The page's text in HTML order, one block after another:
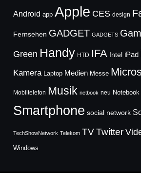
Android app Apple CES design
Fernsehen GADGET GADGETS
Green Handy HTD IFA Intel iPad
Kamera Laptop Medien Messe
Mobiltelefon Musik netbook neu Notebook
Smartphone social network
TechShowNetwork Telekom TVTwitter
Windows